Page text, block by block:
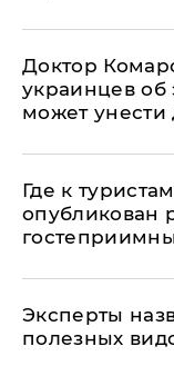
Доктор
украинцев об
может унести
Где к
опубликован
Эксперты
полезных